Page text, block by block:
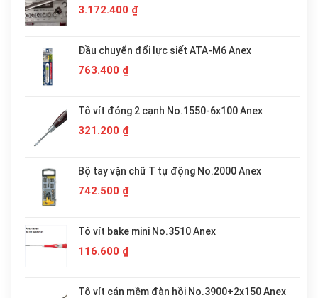
3.172.400 ₫
Đầu chuyển đổi lực siết ATA-M6 Anex
763.400 ₫
Tô vít đóng 2 cạnh No.1550-6x100 Anex
321.200 ₫
Bộ tay vặn chữ T tự động No.2000 Anex
742.500 ₫
Tô vít bake mini No.3510 Anex
116.600 ₫
Tô vít cán mềm đàn hồi No.3900+2x150 Anex